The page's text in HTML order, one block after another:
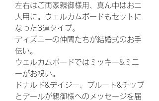
左右はご両家親御様用、真ん中はお二
人用に。ウェルカムボードもセットに
なった3連タイプ。
ディズニーの仲間たちが結婚式のお手
伝い。
ウェルカムボードではミッキー&ミニ
ーがお祝い。
ドナルド&デイジー、プルート&チップ
とデールが親御様へのメッセージを届